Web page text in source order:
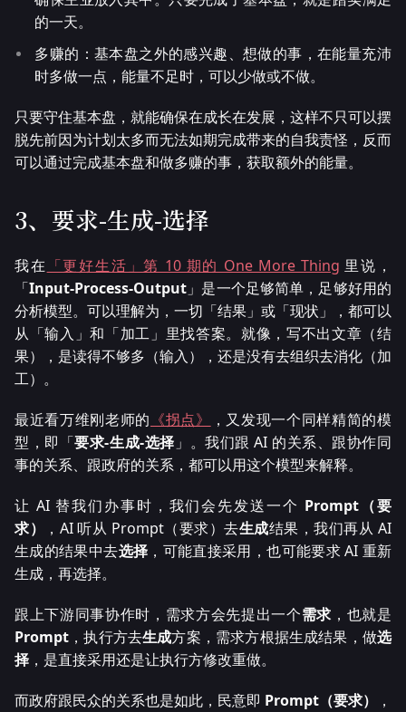
的一天。
多赚的：基本盘之外的感兴趣、想做的事，在能量充沛
时多做一点，能量不足时，可以少做或不做。
只要守住基本盘，就能确保在成长在发展，这样不只可以摆
脱先前因为计划太多而无法如期完成带来的自我责怪，反而
可以通过完成基本盘和做多赚的事，获取额外的能量。
3、要求-生成-选择
我在 「更好生活」第 10 期的 One More Thing 里说，
「Input-Process-Output 」是一个足够简单，足够好用的
分析模型。可以理解为，一切「结果」或「现状」，都可以
从「输入」和「加工」里找答案。就像，写不出文章（结
果），是读得不够多（输入），还是没有去组织去消化（加
工）。
最近看万维刚老师的 《拐点》
，又发现一个同样精简的模
型，即「要求-生成-选择 」。我们跟 AI 的关系、跟协作同
事的关系、跟政府的关系，都可以用这个模型来解释。
让 AI 替我们办事时，我们会先发送一个 Prompt（要
求）
，AI 听从 Prompt（要求）去生成结果，我们再从 AI
生成的结果中去选择 ，可能直接采用，也可能要求 AI 重新
生成，再选择。
跟上下游同事协作时，需求方会先提出一个需求 ，也就是
Prompt ，执行方去生成方案，需求方根据生成结果，做选
择 ，是直接采用还是让执行方修改重做。
而政府跟民众的关系也是如此，民意即 Prompt（要求）
，